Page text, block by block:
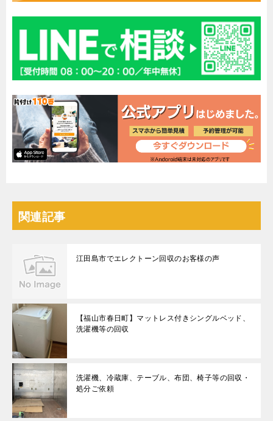
関連記事
江田島市でエレクトーン回収のお客様の声
【福山市春日町】マットレス付きシングルベッド、
洗濯機等の回収
洗濯機、冷蔵庫、テーブル、布団、椅子等の回収・
処分ご依頼